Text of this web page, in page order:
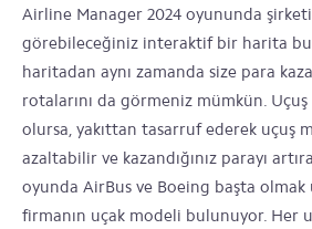
Airline Manager 2024 oyununda
görebileceğiniz interaktif bir harita
haritadan aynı zamanda size para
rotalarını da görmeniz mümkün. Uçuş
olursa, yakıttan tasarruf ederek uçuş
azaltabilir ve kazandığınız parayı
oyunda AirBus ve Boeing başta olmak
firmanın uçak modeli bulunuyor. Her